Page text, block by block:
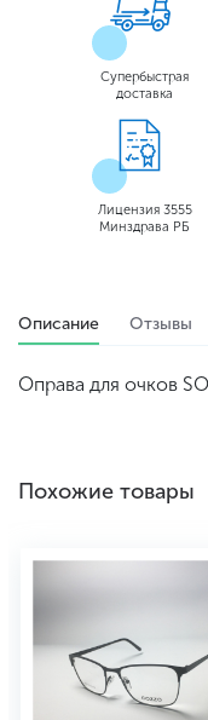
Супербыстрая
доставка
Лицензия 3555
Минздрава РБ
Описание Отзывы
Оправа для очков
Похожие товары